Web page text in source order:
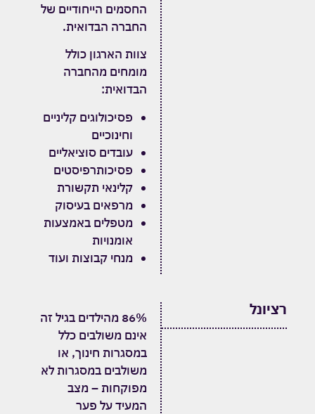
החסמים הייחודיים של
החברה הבדואית.
צוות הארגון כולל
מומחים מהחברה
הבדואית:
פסיכולוגים קליניים
וחינוכיים
עובדים סוציאליים
פסיכותרפיסטים
קלינאי תקשורת
מרפאים בעיסוק
מטפלים באמצעות
אומנויות
מנחי קבוצות ועוד
רציונל
86% מהילדים בגיל זה
אינם משולבים כלל
במסגרות חינוך, או
משולבים במסגרות לא
מפוקחות – מצב
המעיד על פער